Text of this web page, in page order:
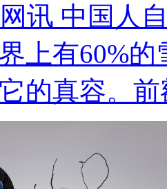
讯 中国人
上有60%
的真容。